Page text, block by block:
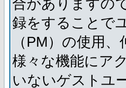
合がありますの
録をすることで
（PM）の使用
様々な機能にア
いないゲストユ